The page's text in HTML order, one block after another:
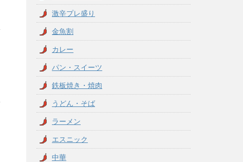
激辛プレ盛り
金魚割
カレー
パン・スイーツ
鉄板焼き・焼肉
うどん・そば
ラーメン
エスニック
中華